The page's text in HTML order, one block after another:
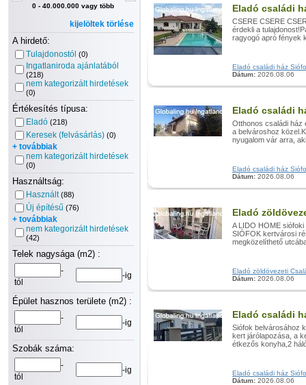
0 - 40.000.000 vagy több
kijelöltek törlése
A hirdető:
Tulajdonostól (0)
Ingatlaniroda ajánlatából
(218)
nem kategorizált hirdetések
(0)
Értékesítés típusa:
Eladó (218)
Keresek (felvásárlás) (0)
+ továbbiak
nem kategorizált hirdetések
(0)
Használtság:
Használt (88)
Új építésű (76)
+ továbbiak
nem kategorizált hirdetések
(42)
Telek nagysága (m2) :
-
tól
-ig
Épület hasznos területe (m2) :
-
tól
-ig
Szobák száma:
-
tól
-ig
Eladó családi
CSERE CSERE
érdekli a
ragyogó apró fények
Eladó családi ház
Dátum: 2026.08.06
Eladó családi
Otthonos családi ház
a belvároshoz
nyugalom vár arra,
Eladó családi ház
Dátum: 2026.08.06
Eladó
A LIDO HOME
SIÓFOK kertvárosi
megközelíthető
Eladó zöldövezeti
Dátum: 2026.08.06
Eladó családi
Siófok belvárosához
kert járólapozása, a
étkezős konyha,2
Eladó családi ház
Dátum: 2026.08.06